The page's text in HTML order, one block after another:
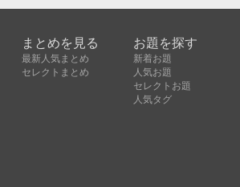
まとめを見る
最新人気まとめ
セレクトまとめ
お題を探す
新着お題
人気お題
セレクトお題
人気タグ